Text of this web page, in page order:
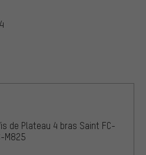
de Plateau 4 bras Saint FC-
M825